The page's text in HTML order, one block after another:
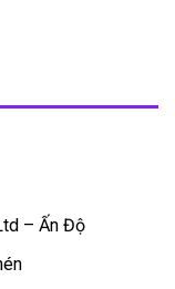
– Ấn Độ